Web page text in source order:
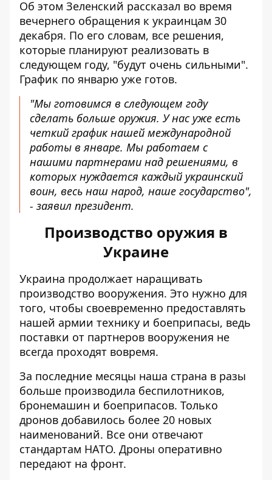
Об этом Зеленский рассказал во время
вечернего обращения к украинцам 30
декабря. По его словам, все решения,
которые планируют реализовать в
следующем году, "будут очень сильными".
График по январю уже готов.
"Мы готовимся в следующем году
сделать больше оружия. У нас уже есть
четкий график нашей международной
работы в январе. Мы работаем с
нашими партнерами над решениями, в
которых нуждается каждый украинский
воин, весь наш народ, наше государство",
- заявил президент.
Производство оружия в
Украине
Украина продолжает наращивать
производство вооружения. Это нужно для
того, чтобы своевременно предоставлять
нашей армии технику и боеприпасы, ведь
поставки от партнеров вооружения не
всегда проходят вовремя.
За последние месяцы наша страна в разы
больше производила беспилотников,
бронемашин и боеприпасов. Только
дронов добавилось более 20 новых
наименований. Все они отвечают
стандартам НАТО. Дроны оперативно
передают на фронт.